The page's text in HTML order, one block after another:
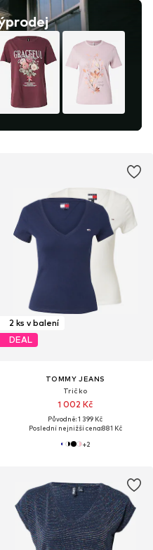
2 ks v balení
DEAL
TOMMY JEANS
Tričko
1 002 Kč
Původně: 1 399 Kč
Poslední nejnižší cena:881 Kč
+2